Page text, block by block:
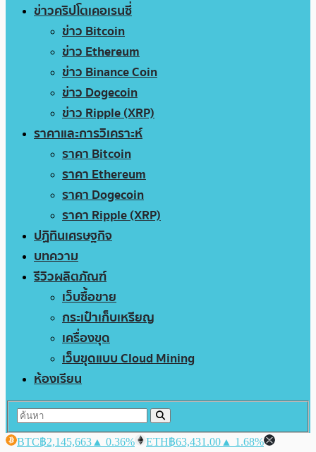
ข่าวคริปโตเคอเรนซี่
ข่าว Bitcoin
ข่าว Ethereum
ข่าว Binance Coin
ข่าว Dogecoin
ข่าว Ripple (XRP)
ราคาและการวิเคราะห์
ราคา Bitcoin
ราคา Ethereum
ราคา Dogecoin
ราคา Ripple (XRP)
ปฏิทินเศรษฐกิจ
บทความ
รีวิวผลิตภัณฑ์
เว็บซื้อขาย
กระเป๋าเก็บเหรียญ
เครื่องขุด
เว็บขุดแบบ Cloud Mining
ห้องเรียน
BTC฿2,145,663 ▲ 0.36% ETH฿63,431.00 ▲ 1.68%